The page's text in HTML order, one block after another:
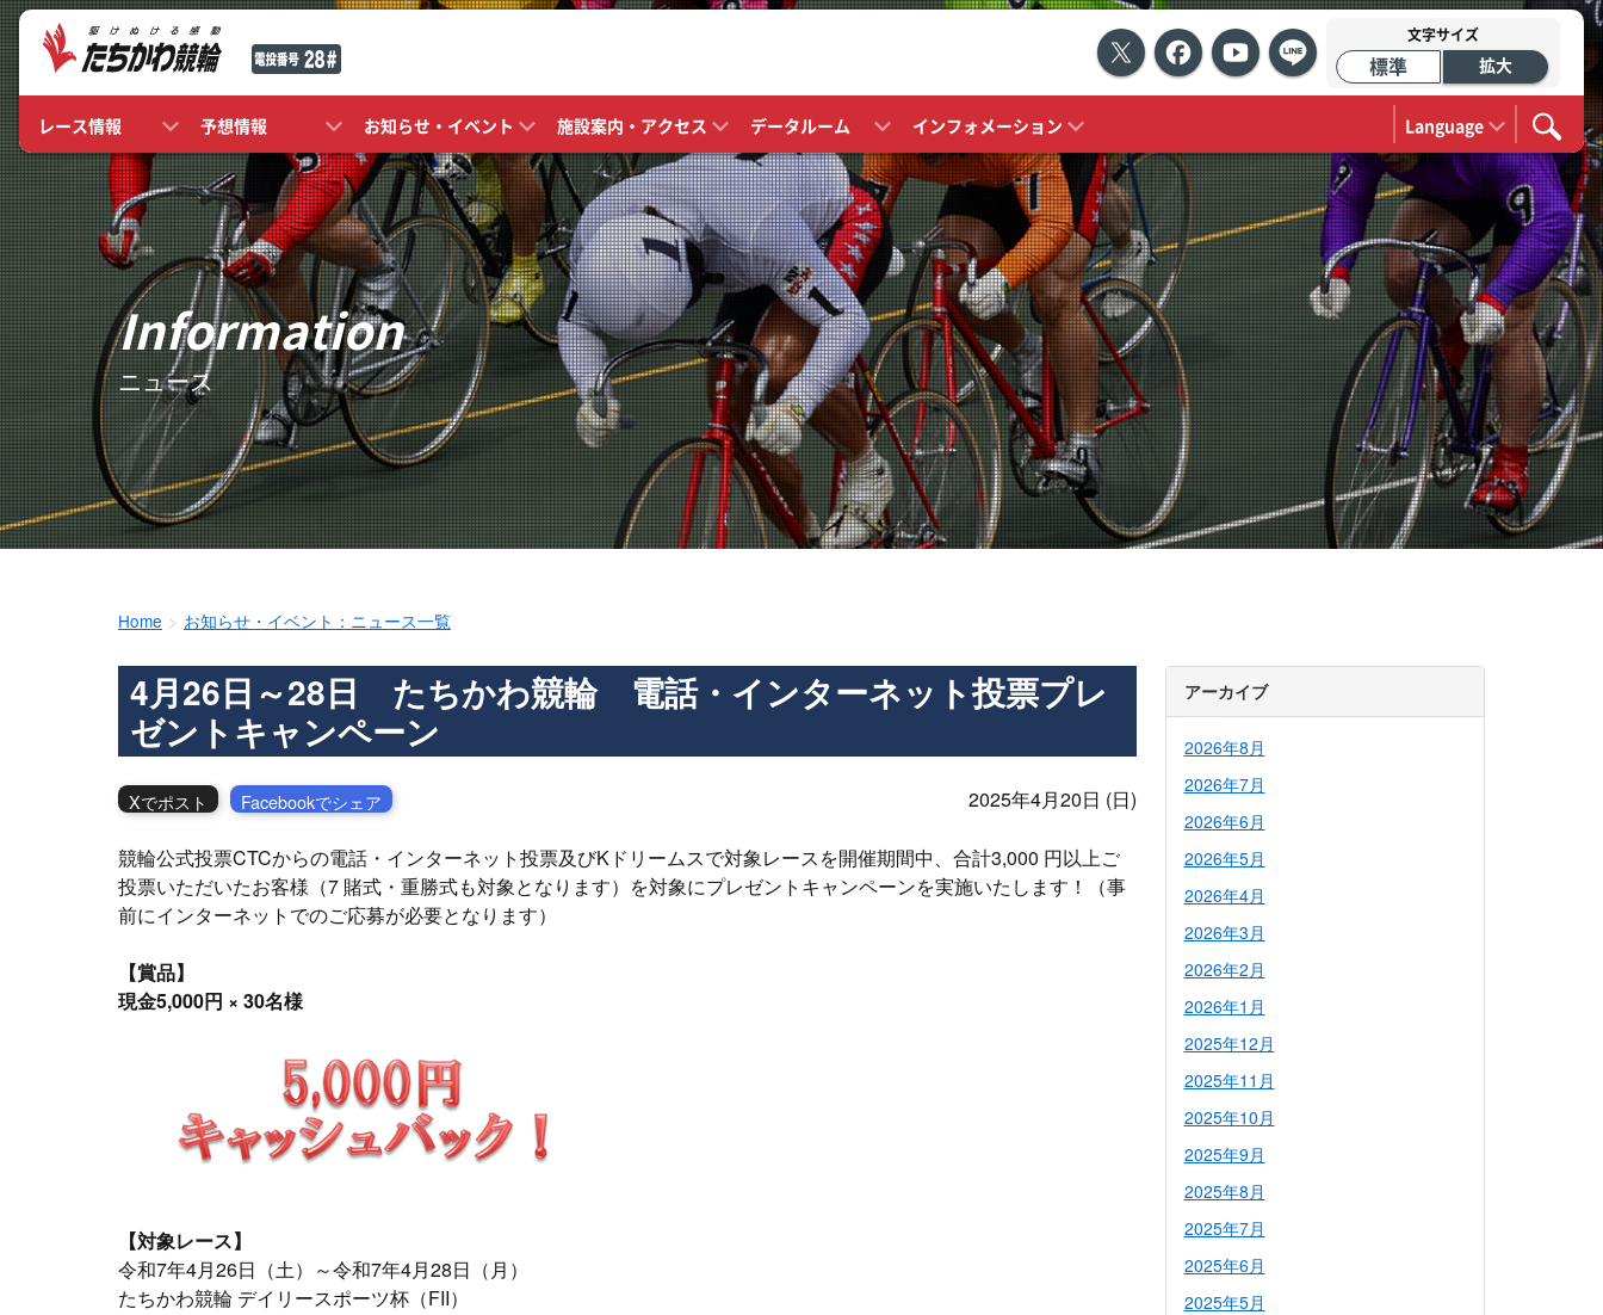
文字サイズ
標準 拡大
レース情報 予想情報 お知らせ・イベント 施設案内・アクセス データルーム インフォメーション Language
Information
ニュース
Home お知らせ・イベント：ニュース一覧
4月26日～28日 たちかわ競輪 電話・インターネット投票プレ
ゼントキャンペーン
Xでポスト Facebookでシェア 2025年4月20日 (日)
競輪公式投票CTCからの電話・インターネット投票及びKドリームスで対象レースを開催期間中、合計3,000 円以上ご
投票いただいたお客様（7 賭式・重勝式も対象となります）を対象にプレゼントキャンペーンを実施いたします！（事
前にインターネットでのご応募が必要となります）
【賞品】
現金5,000円 × 30名様
【対象レース】
令和7年4月26日（土）～令和7年4月28日（月）
たちかわ競輪 デイリースポーツ杯（FII）
アーカイブ
2026年8月
2026年7月
2026年6月
2026年5月
2026年4月
2026年3月
2026年2月
2026年1月
2025年12月
2025年11月
2025年10月
2025年9月
2025年8月
2025年7月
2025年6月
2025年5月